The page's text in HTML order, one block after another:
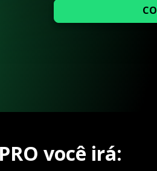
você irá: